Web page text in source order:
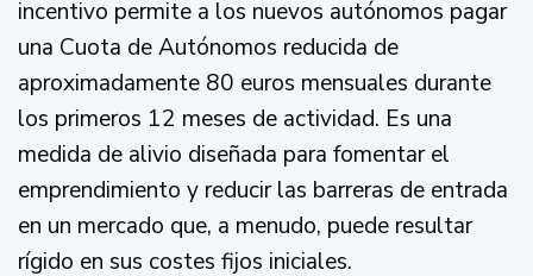
incentivo permite a los nuevos autónomos pagar
una Cuota de Autónomos reducida de
aproximadamente 80 euros mensuales durante
los primeros 12 meses de actividad. Es una
medida de alivio diseñada para fomentar el
emprendimiento y reducir las barreras de entrada
en un mercado que, a menudo, puede resultar
rígido en sus costes fijos iniciales.